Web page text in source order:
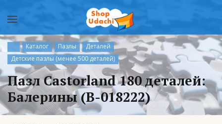
Каталог Пазлы
Деталей
Детские пазлы (менее 500 деталей)
Пазл Castorland 180 деталей:
Балерины (В-018222)